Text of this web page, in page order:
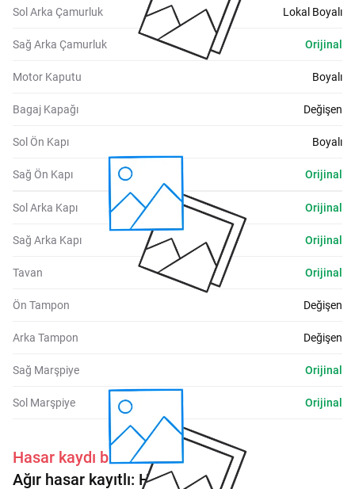
Sol Arka Çamurluk Lokal Boyalı
Sağ Arka Çamurluk Orijinal
Motor Kaputu Boyalı
Bagaj Kapağı Değişen
Sol Ön Kapı Boyalı
Sağ Ön Kapı Orijinal
Sol Arka Kapı Orijinal
Sağ Arka Kapı Orijinal
Tavan Orijinal
Ön Tampon Değişen
Arka Tampon Değişen
Sağ Marşpiye Orijinal
Sol Marşpiye Orijinal
Hasar kaydı bulunmaktadır.
Ağır hasar kayıtlı: Hayır